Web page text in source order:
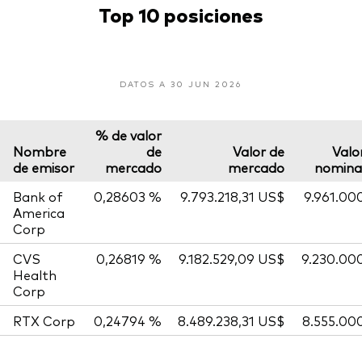
Top 10 posiciones
DATOS A 30 JUN 2026
Nombre
de emisor
% de valor
de
mercado
Valor de
mercado
Bank of
America
Corp
0,28603 % 9.793.218,31 US$
CVS
Health
Corp
0,26819 % 9.182.529,09 US$
RTX Corp 0,24794 % 8.489.238,31 US$